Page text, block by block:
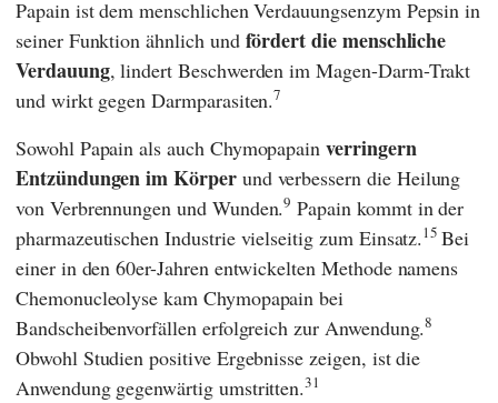
Papain ist dem menschlichen Verdauungsenzym Pepsin in
seiner Funktion ähnlich und fördert die menschliche
Verdauung, lindert Beschwerden im Magen-Darm-Trakt
und wirkt gegen Darmparasiten.7
Sowohl Papain als auch Chymopapainverringern
Entzündungen im Körperund verbessern die Heilung
von Verbrennungen und Wunden.9 Papain kommt in der
pharmazeutischen Industrie vielseitig zum Einsatz.15Bei
einer in den 60er-Jahren entwickelten Methode namens
Chemonucleolyse kam Chymopapain bei
Bandscheibenvorfällen erfolgreich zur Anwendung.8
Obwohl Studien positive Ergebnisse zeigen, ist die
Anwendung gegenwärtig umstritten.31